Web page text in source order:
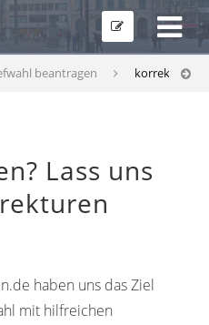
beantragen
Lass uns
haben uns das Ziel
mit hilfreichen